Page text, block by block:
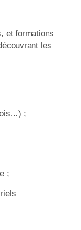
et formations
les
;
;